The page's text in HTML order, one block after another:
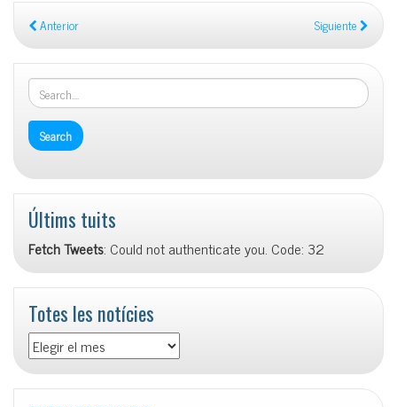
Anterior Siguiente
Últims tuits
Fetch Tweets: Could not authenticate you. Code: 32
Totes les notícies
Totes
les
notícies